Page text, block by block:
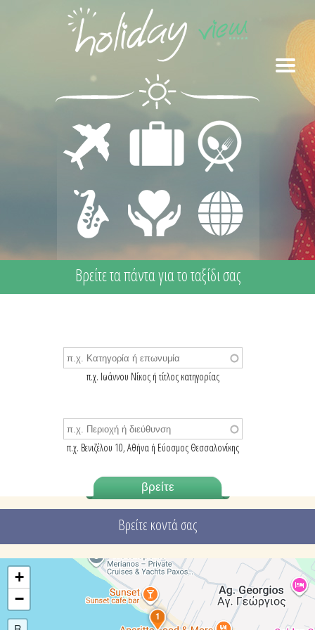
ΜΕΤΑΦΟΡΕΣ ΔΙΑΜΟΝΗ ΕΣΤΙΑΣΗ
ΔΙΑΣΚΕΔΑΣΗ
- ΨΥΧΑΓΩΓΙΑ
ΙΑΤΡΙΚΗ
ΦΡΟΝΤΙΔΑ -
ΠΡΩΤΕΣ
ΒΟΗΘΕΙΕΣ
ΔΙΑΦΟΡΑ
π.χ. Ιωάννου Νίκος ή τίτλος κατηγορίας
π.χ. Βενιζέλου 10, Αθήνα ή Εύοσμος Θεσσαλονίκης
Βρείτε κοντά σας
1
+
−